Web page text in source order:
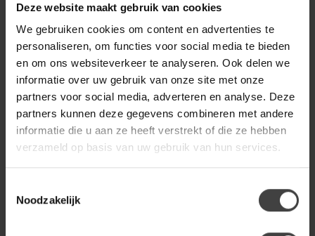
Deze website maakt gebruik van cookies
We gebruiken cookies om content en advertenties te
personaliseren, om functies voor social media te bieden
en om ons websiteverkeer te analyseren. Ook delen we
informatie over uw gebruik van onze site met onze
partners voor social media, adverteren en analyse. Deze
partners kunnen deze gegevens combineren met andere
informatie die u aan ze heeft verstrekt of die ze hebben
verzameld op basis van uw gebruik van hun services.
Noodzakelijk
WANDKRAFT
Wandkraft City Life 027 €129,00
Heb je een vraag over dit product?
Of heb je hulp nodig bij de bestelling? Neem gerust contact
op met onze klantenserviceinfo@dewoonwinkel.nl of+31
224 850 926. We helpen je graag.